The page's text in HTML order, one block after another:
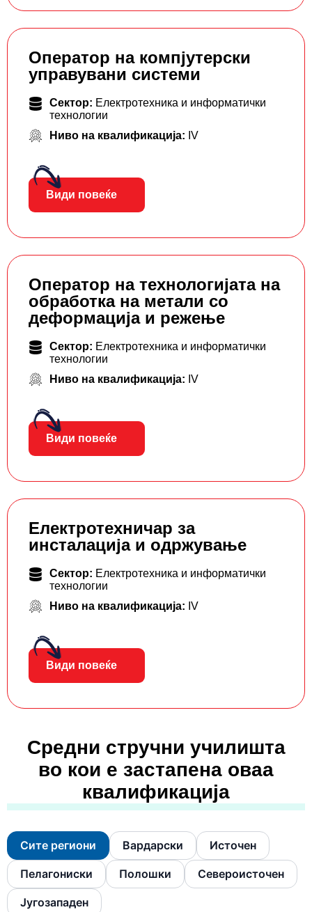
Оператор на компјутерски
управувани системи
Сектор: Електротехника и информатички
технологии
Ниво на квалификација: IV
Види повеќе
Оператор на технологијата на
обработка на метали со
деформација и режење
Сектор: Електротехника и информатички
технологии
Ниво на квалификација: IV
Види повеќе
Електротехничар за
инсталација и одржување
Сектор: Електротехника и информатички
технологии
Ниво на квалификација: IV
Види повеќе
Средни стручни училишта
во кои е застапена оваа
квалификација
Сите региони Вардарски Источен
Пелагониски Полошки Североисточен
Југозападен